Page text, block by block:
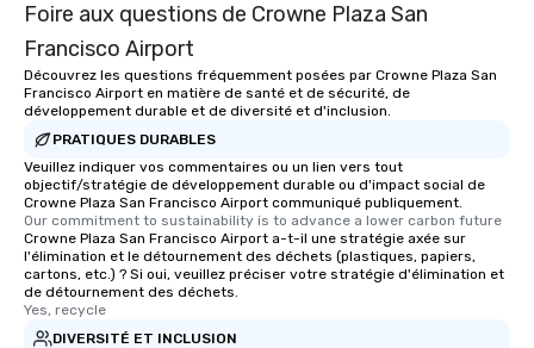
Foire aux questions de Crowne Plaza San
Francisco Airport
Découvrez les questions fréquemment posées par Crowne Plaza San
Francisco Airport en matière de santé et de sécurité, de
développement durable et de diversité et d'inclusion.
PRATIQUES DURABLES
Veuillez indiquer vos commentaires ou un lien vers tout
objectif/stratégie de développement durable ou d'impact social de
Crowne Plaza San Francisco Airport communiqué publiquement.
Our commitment to sustainability is to advance a lower carbon future
Crowne Plaza San Francisco Airport a-t-il une stratégie axée sur
l'élimination et le détournement des déchets (plastiques, papiers,
cartons, etc.) ? Si oui, veuillez préciser votre stratégie d'élimination et
de détournement des déchets.
Yes, recycle
DIVERSITÉ ET INCLUSION